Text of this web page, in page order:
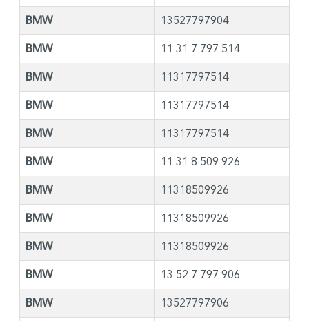
BMW 13527797904
BMW 11 31 7 797 514
BMW 11317797514
BMW 11317797514
BMW 11317797514
BMW 11 31 8 509 926
BMW 11318509926
BMW 11318509926
BMW 11318509926
BMW 13 52 7 797 906
BMW 13527797906